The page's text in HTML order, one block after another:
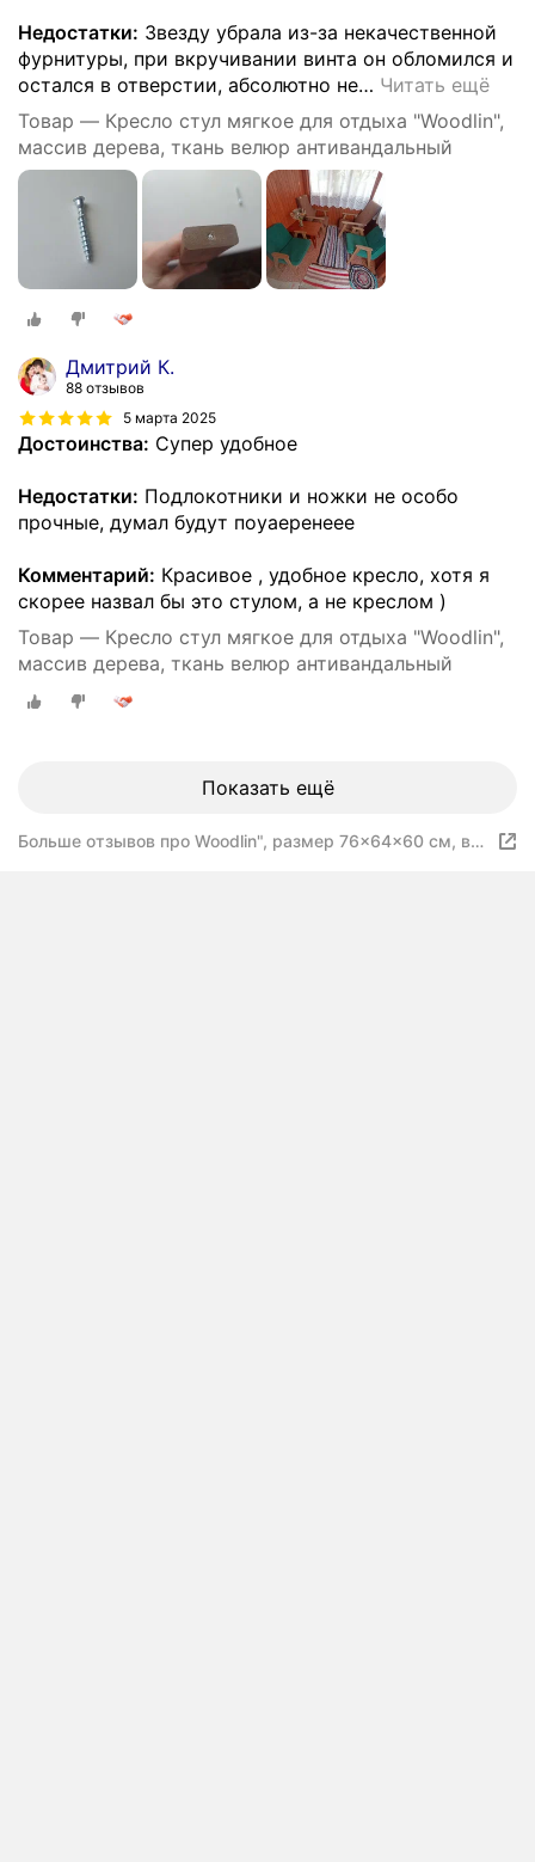
Недостатки: Звезду убрала из-за некачественной
фурнитуры, при вкручивании винта он обломился и
остался в отверстии, абсолютно не… Читать ещё
Товар — Кресло стул мягкое для отдыха "Woodlin",
массив дерева, ткань велюр антивандальный
Дмитрий К.
88 отзывов
5 марта 2025
Достоинства: Супер удобное
Недостатки: Подлокотники и ножки не особо
прочные, думал будут поуаеренеее
Комментарий: Красивое , удобное кресло, хотя я
скорее назвал бы это стулом, а не креслом )
Товар — Кресло стул мягкое для отдыха "Woodlin",
массив дерева, ткань велюр антивандальный
Показать ещё
Больше отзывов про Woodlin", размер 76x64x60 см, вес